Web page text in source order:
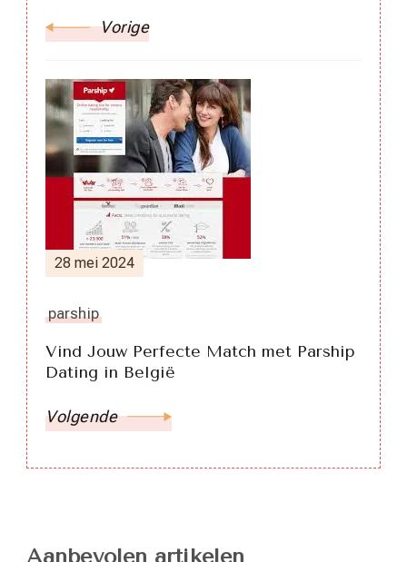
Vorige
28 mei 2024
parship
Vind Jouw Perfecte Match met Parship
Dating in België
Volgende
Aanbevolen artikelen